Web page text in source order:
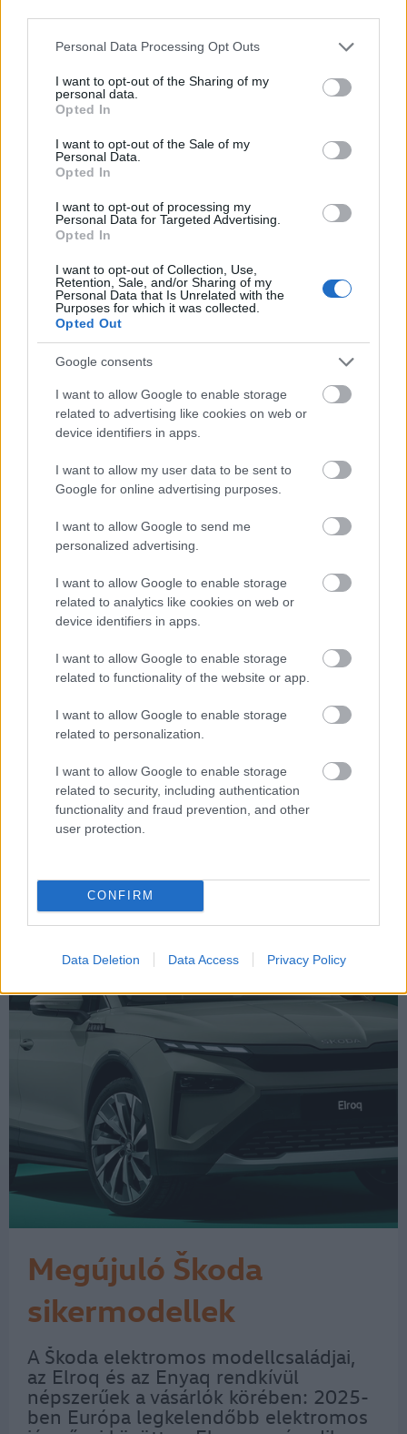
Please note that this website/app uses one or more Google
not limited to your visit or usage behaviour. You may click to
grant or deny consent to Google and its third-party tags to
use your data for below specified purposes in below Google
consent section.
Personal Data Processing Opt Outs
I want to opt-out of the Sharing of my
personal data.
Opted In
I want to opt-out of the Sale of my
Personal Data.
Opted In
I want to opt-out of processing my
Personal Data for Targeted Advertising.
Opted In
I want to opt-out of Collection, Use,
Retention, Sale, and/or Sharing of my
Personal Data that Is Unrelated with the
Purposes for which it was collected.
Opted Out
Google consents
I want to allow Google to enable storage
related to advertising like cookies on web or
device identifiers in apps.
I want to allow my user data to be sent to
Google for online advertising purposes.
I want to allow Google to send me
personalized advertising.
I want to allow Google to enable storage
related to analytics like cookies on web or
device identifiers in apps.
I want to allow Google to enable storage
related to functionality of the website or app.
I want to allow Google to enable storage
related to personalization.
I want to allow Google to enable storage
related to security, including authentication
functionality and fraud prevention, and other
user protection.
CONFIRM
Data Deletion Data Access Privacy Policy
Rekord első félév a
használtpiacon
Ez a tíz a legnépszerűbb márka Amint a
Data House fenti grafikonja mutatja, a
januárt leszámítva – amikor kevesebb
használt személyautó cserélt gazdát,
mint az elmúlt két év első hónapjában
–, a piac forgalma minden hónapban
március (+12,6%) és a június (+12,2%)…
Indul a megújult belső
terű Caddy
előértékesítése
lehet hozzájutni a Volkswagen
széleskörben népszerű modelljéhez. A
Caddy Cargo 1st Edition 2.0 TDI 122
lóerős motorral és DSG váltóval már
Ft+áfától. A Caddy 1st Edition családi
autók szintén…
Megújuló Škoda
sikermodellek
A Škoda elektromos modellcsaládjai,
az Elroq és az Enyaq rendkívül
népszerűek a vásárlók körében: 2025-
ben Európa legkelendőbb elektromos